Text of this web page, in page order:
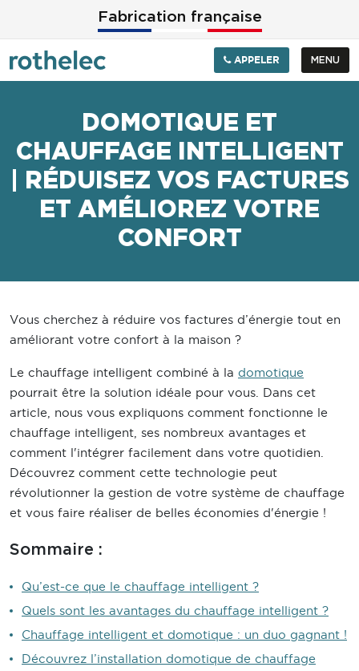
Aller au contenu principal
Fabrication française
APPELER MENU
DOMOTIQUE ET
CHAUFFAGE INTELLIGENT
| RÉDUISEZ VOS FACTURES
ET AMÉLIOREZ VOTRE
CONFORT
Vous cherchez à réduire vos factures d’énergie tout en
améliorant votre confort à la maison ?
Le chauffage intelligent combiné à la domotique
pourrait être la solution idéale pour vous. Dans cet
article, nous vous expliquons comment fonctionne le
chauffage intelligent, ses nombreux avantages et
comment l'intégrer facilement dans votre quotidien.
Découvrez comment cette technologie peut
révolutionner la gestion de votre système de chauffage
et vous faire réaliser de belles économies d'énergie !
Sommaire :
Qu’est-ce que le chauffage intelligent ?
Quels sont les avantages du chauffage intelligent ?
Chauffage intelligent et domotique : un duo gagnant !
Découvrez l’installation domotique de chauffage